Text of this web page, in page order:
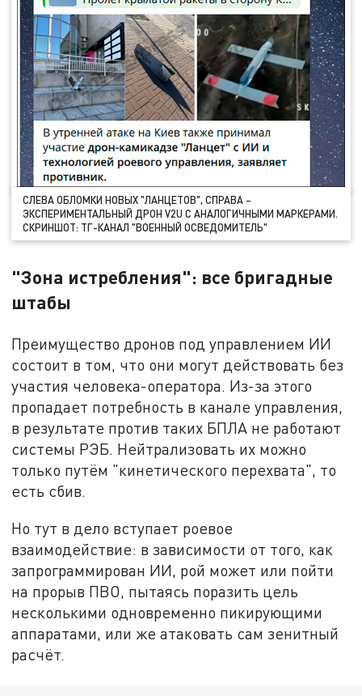
СЛЕВА ОБЛОМКИ НОВЫХ "ЛАНЦЕТОВ", СПРАВА –
ЭКСПЕРИМЕНТАЛЬНЫЙ ДРОН V2U С АНАЛОГИЧНЫМИ МАРКЕРАМИ.
СКРИНШОТ: ТГ-КАНАЛ "ВОЕННЫЙ ОСВЕДОМИТЕЛЬ"
"Зона истребления": все бригадные
штабы
Преимущество дронов под управлением ИИ
состоит в том, что они могут действовать без
участия человека-оператора. Из-за этого
пропадает потребность в канале управления,
в результате против таких БПЛА не работают
системы РЭБ. Нейтрализовать их можно
только путём "кинетического перехвата", то
есть сбив.
Но тут в дело вступает роевое
взаимодействие: в зависимости от того, как
запрограммирован ИИ, рой может или пойти
на прорыв ПВО, пытаясь поразить цель
несколькими одновременно пикирующими
аппаратами, или же атаковать сам зенитный
расчёт.